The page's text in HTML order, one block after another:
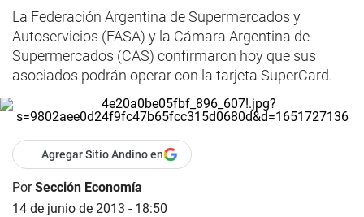
La Federación Argentina de Supermercados y
Autoservicios (FASA) y la Cámara Argentina de
Supermercados (CAS) confirmaron hoy que sus
asociados podrán operar con la tarjeta SuperCard.
Agregar Sitio Andino en
PorSección Economía
14 de junio de 2013 - 18:50